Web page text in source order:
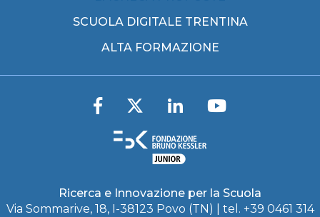
SCUOLA DIGITALE TRENTINA
ALTA FORMAZIONE
Ricerca e Innovazione per la Scuola
Via Sommarive, 18, I-38123 Povo (TN) | tel. +39 0461 314